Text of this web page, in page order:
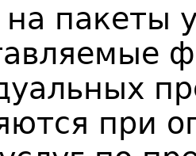
пакеты
при